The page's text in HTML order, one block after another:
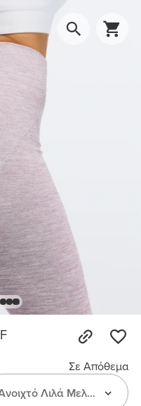
Σε Απόθεμα
Λιλά Μελανζέ